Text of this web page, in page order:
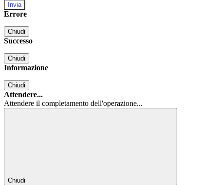
Errore
Chiudi
Successo
Chiudi
Informazione
Chiudi
Attendere...
Attendere il completamento dell'operazione...
Chiudi